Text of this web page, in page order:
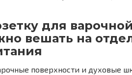
для
вешать на
поверхности и духовые